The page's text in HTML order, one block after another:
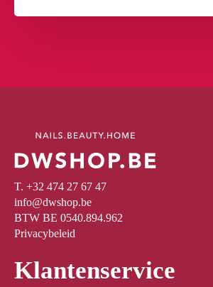
T. +32 474 27 67 47
info@dwshop.be
BTW BE 0540.894.962
Privacybeleid
Klantenservice